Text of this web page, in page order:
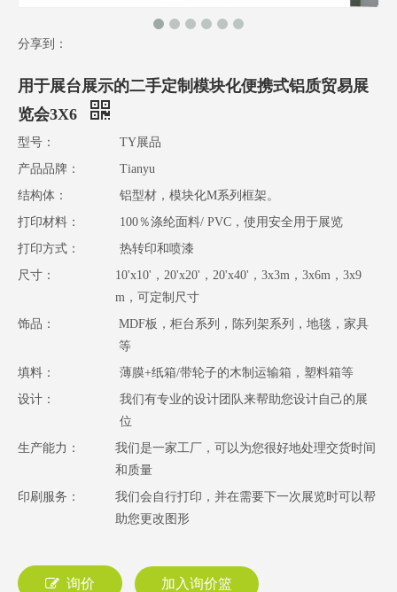
分享到：
用于展台展示的二手定制模块化便携式铝质贸易展
览会3X6
型号：
TY展品
产品品牌：
Tianyu
结构体：
铝型材，模块化M系列框架。
打印材料：
100％涤纶面料/ PVC，使用安全用于展览
打印方式：
热转印和喷漆
尺寸：
10'x10'，20'x20'，20'x40'，3x3m，3x6m，3x9
m，可定制尺寸
饰品：
MDF板，柜台系列，陈列架系列，地毯，家具
等
填料：
薄膜+纸箱/带轮子的木制运输箱，塑料箱等
设计：
我们有专业的设计团队来帮助您设计自己的展
位
生产能力：
我们是一家工厂，可以为您很好地处理交货时间
和质量
印刷服务：
我们会自行打印，并在需要下一次展览时可以帮
助您更改图形
询价 加入询价篮